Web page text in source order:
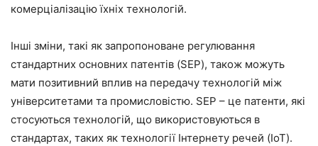
комерціалізацію їхніх технологій.
Інші зміни, такі як запропоноване регулювання
стандартних основних патентів (SEP), також можуть
мати позитивний вплив на передачу технологій між
університетами та промисловістю. SEP – це патенти, які
стосуються технологій, що використовуються в
стандартах, таких як технології Інтернету речей (IoT).